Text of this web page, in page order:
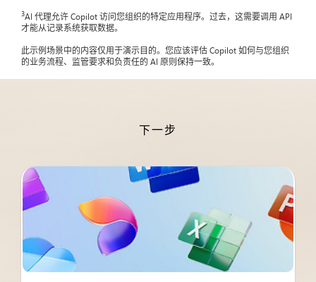
3AI 代理允许 Copilot 访问您组织的特定应用程序。过去，这需要调用 API
才能从记录系统获取数据。
此示例场景中的内容仅用于演示目的。您应该评估 Copilot 如何与您组织
的业务流程、监管要求和负责任的 AI 原则保持一致。
下一步